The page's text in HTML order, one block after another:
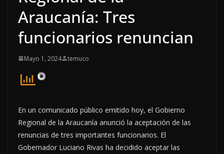
Araucanía: Tres
funcionarios renuncian
Mayo 1, 2024 temuco
En un comunicado público emitido hoy, el Gobierno
Regional de la Araucanía anunció la aceptación de las
renuncias de tres importantes funcionarios. El
Gobernador Luciano Rivas ha decidido aceptar las